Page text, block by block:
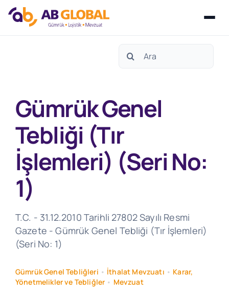
Search
Gümrük Genel
Tebliği (Tır
İşlemleri) (Seri No:
1)
T.C. - 31.12.2010 Tarihli 27802 Sayılı Resmi
Gazete - Gümrük Genel Tebliği (Tır İşlemleri)
(Seri No: 1)
Gümrük Genel Tebliğleri • İthalat Mevzuatı • Karar,
Yönetmelikler ve Tebliğler • Mevzuat